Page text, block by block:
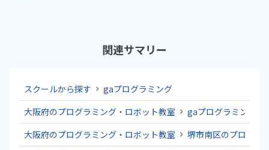
関連サマリー
スクールから探す
gaプログラミング
大阪府のプログラミング・ロボット教室
gaプログラミング
大阪府のプログラミング・ロボット教室
堺市南区のプログラ